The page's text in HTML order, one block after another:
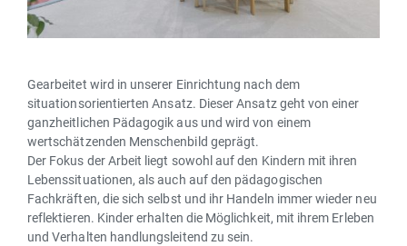
Gearbeitet wird in unserer Einrichtung nach dem
situationsorientierten Ansatz. Dieser Ansatz geht von einer
ganzheitlichen Pädagogik aus und wird von einem
wertschätzenden Menschenbild geprägt.
Der Fokus der Arbeit liegt sowohl auf den Kindern mit ihren
Lebenssituationen, als auch auf den pädagogischen
Fachkräften, die sich selbst und ihr Handeln immer wieder neu
reflektieren. Kinder erhalten die Möglichkeit, mit ihrem Erleben
und Verhalten handlungsleitend zu sein.